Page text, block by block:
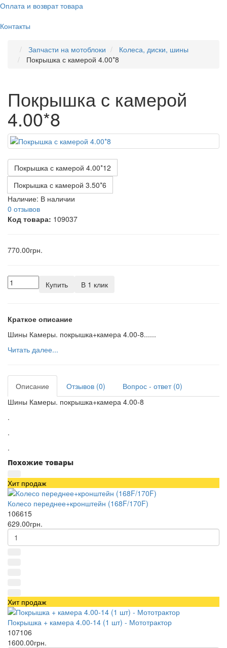
Оплата и возврат товара
Контакты
Запчасти на мотоблоки
Колеса, диски, шины
Покрышка с камерой 4.00*8
Покрышка с камерой
4.00*8
Покрышка с камерой 4.00*12
Покрышка с камерой 3.50*6
Наличие: В наличии
0 отзывов
Код товара: 109037
770.00грн.
Купить В 1 клик
Краткое описание
Шины Камеры. покрышка+камера 4.00-8......
Читать далее...
Описание Отзывов (0)
Вопрос - ответ (0)
Шины Камеры. покрышка+камера 4.00-8
.
.
.
Похожие товары
Хит продаж
Колесо переднее+кронштейн (168F/170F)
106615
629.00грн.
Хит продаж
Покрышка + камера 4.00-14 (1 шт) - Мототрактор
107106
1600.00грн.